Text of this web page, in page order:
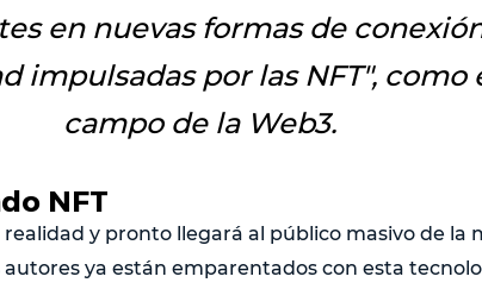
en nuevas formas de
impulsadas por las NFT", como
campo de la Web3.
NFT
realidad y pronto llegará al público masivo de la
ya están emparentados con esta